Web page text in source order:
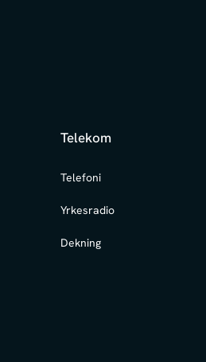
Telekom
Telefoni
Yrkesradio
Dekning